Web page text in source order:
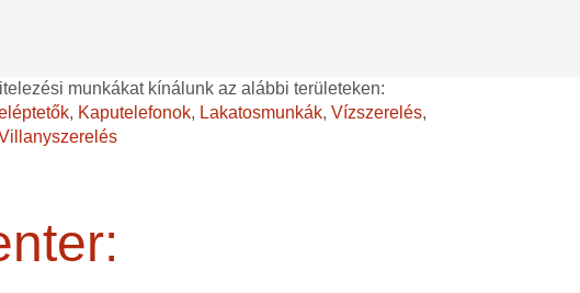
munkákat kínálunk az alábbi területeken:
, Kaputelefonok, Lakatosmunkák,Vízszerelés,